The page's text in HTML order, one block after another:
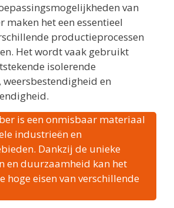
van
maken het een essentieel
productieprocessen
Het wordt vaak gebruikt
isolerende
weersbestendigheid en
is een onmisbaar materiaal
industrieën en
Dankzij de unieke
en duurzaamheid kan het
hoge eisen van verschillende